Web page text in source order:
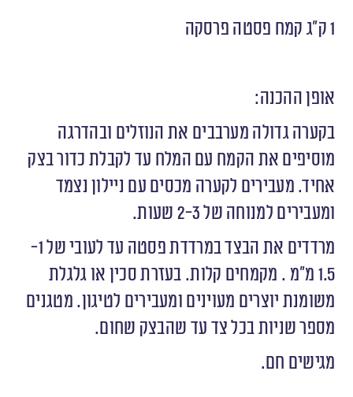
1 ק״ג קמח פסטה פרסקה
אופן ההכנה:
בקערה גדולה מערבבים את הנוזלים ובהדרגה
מוסיפים את הקמח עם המלח עד לקבלת כדור בצק
אחיד. מעבירים לקערה מכסים עם ניילון נצמד
ומעבירים למנוחה של 2-3 שעות.
מרדדים את הבצד במרדדת פסטה עד לעובי של 1-
1.5 מ״מ . מקמחים קלות. בעזרת סכין או גלגלת
משומנת יוצרים מעוינים ומעבירים לטיגון. מטגנים
מספר שניות בכל צד עד שהבצק שחום.
מגישים חם.